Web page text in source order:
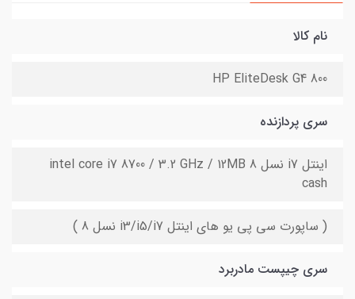
نام کالا
HP EliteDesk G4 800
سری پردازنده
اینتل i7 نسل 8 intel core i7 8700 / 3.2 GHz / 12MB
cash
( ساپورت سی پی یو های اینتل i3/i5/i7 نسل 8 )
سری چیپست مادربرد